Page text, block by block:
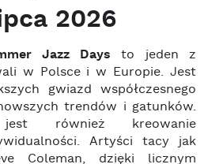
2026
Jazz Days to jeden z
w Polsce i w Europie. Jest
gwiazd współczesnego
trendów i gatunków.
również kreowanie
Artyści tacy jak
Coleman, dzięki licznym